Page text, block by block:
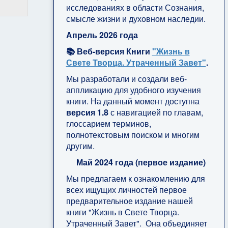
исследованиях в области Сознания,
смысле жизни и духовном наследии.
Апрель 2026 года
📚 Веб-версия Книги "Жизнь в
Свете Творца. Утраченный Завет".
Мы разработали и создали веб-
аппликацию для удобного изучения
книги. На данный момент доступна
версия 1.8с навигацией по главам,
глоссарием терминов,
полнотекстовым поиском и многим
другим.
Май 2024 года (первое издание)
Мы предлагаем к ознакомлению для
всех ищущих личностей первое
предварительное издание нашей
книги "Жизнь в Свете Творца.
Утраченный Завет". Она объединяет